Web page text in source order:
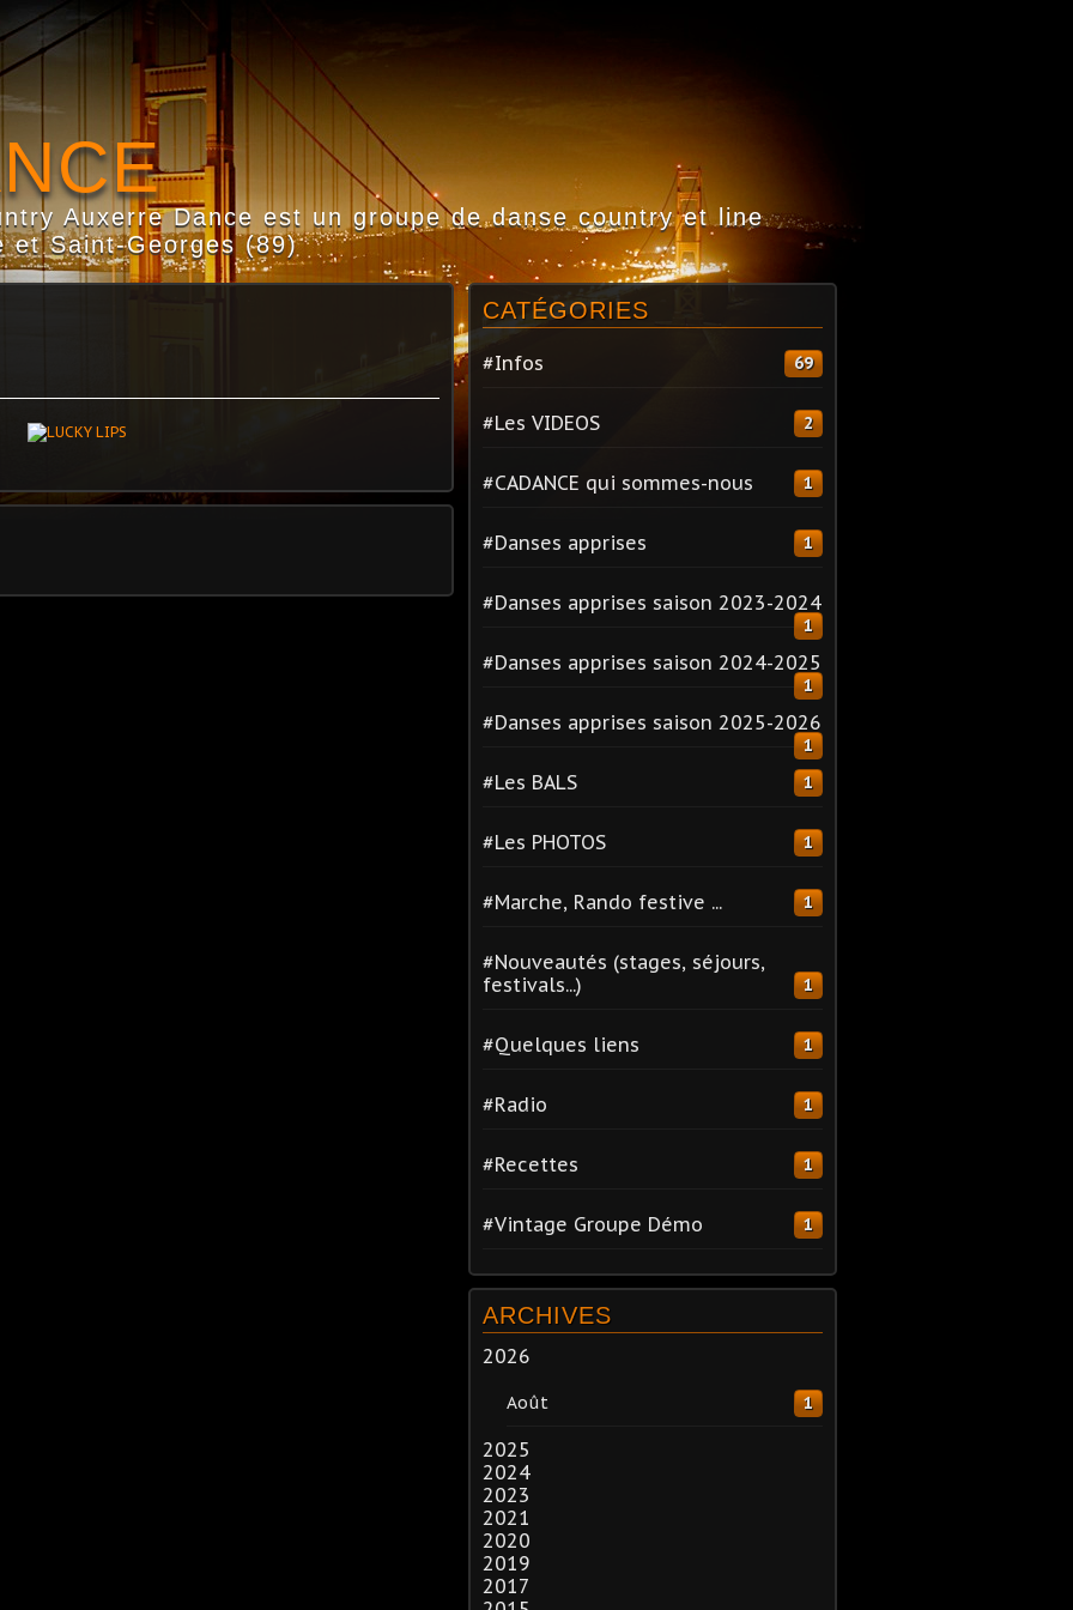
Auxerre Dance est un groupe de danse country et line
et Saint-Georges (89)
CATÉGORIES
#Infos 69
#Les VIDEOS 2
#CADANCE qui sommes-nous 1
#Danses apprises 1
#Danses apprises saison 2023-2024
1
#Danses apprises saison 2024-2025
1
#Danses apprises saison 2025-2026
1
#Les BALS 1
#Les PHOTOS 1
#Marche, Rando festive ... 1
#Nouveautés (stages, séjours,
festivals...)
1
#Quelques liens 1
#Radio 1
#Recettes 1
#Vintage Groupe Démo 1
ARCHIVES
2026
Août 1
2025
2024
2023
2021
2020
2019
2017